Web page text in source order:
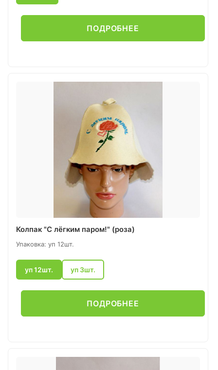
ПОДРОБНЕЕ
Колпак "С лёгким паром!" (роза)
Упаковка: уп 12шт.
уп 12шт. уп 3шт.
ПОДРОБНЕЕ